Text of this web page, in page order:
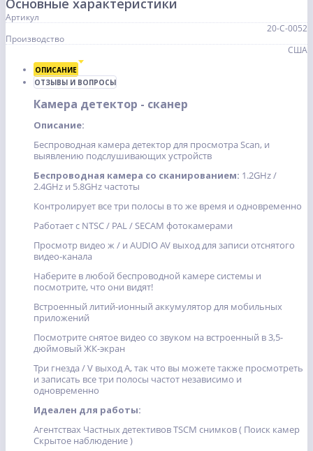
Основные характеристики
Артикул
20-С-0052
Производство
США
ОПИСАНИЕ
ОТЗЫВЫ И ВОПРОСЫ
Камера детектор - сканер
Описание:
Беспроводная камера детектор для просмотра Scan, и
выявлению подслушивающих устройств
Беспроводная камера со сканированием: 1.2GHz /
2.4GHz и 5.8GHz частоты
Контролирует все три полосы в то же время и одновременно
Работает с NTSC / PAL / SECAM фотокамерами
Просмотр видео ж / и AUDIO AV выход для записи отснятого
видео-канала
Наберите в любой беспроводной камере системы и
посмотрите, что они видят!
Встроенный литий-ионный аккумулятор для мобильных
приложений
Посмотрите снятое видео со звуком на встроенный в 3,5-
дюймовый ЖК-экран
Три гнезда / V выход A, так что вы можете также просмотреть
и записать все три полосы частот независимо и
одновременно
Идеален для работы:
Агентствах Частных детективов TSCM снимков ( Поиск камер
Скрытое наблюдение )